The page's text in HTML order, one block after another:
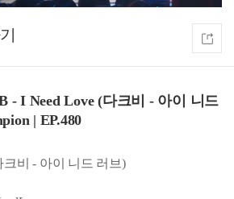
- I Need Love (다크비 - 아이 니드
| EP.480
크비 - 아이 니드 러브)